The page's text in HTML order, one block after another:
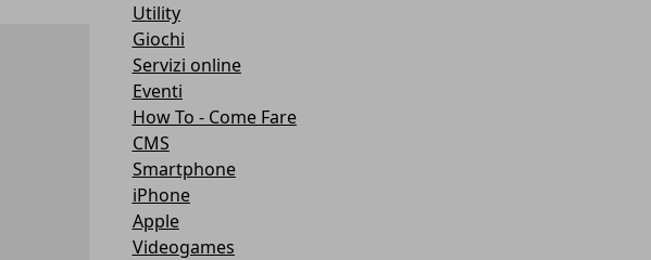
Utility
Giochi
Servizi online
Eventi
How To - Come Fare
CMS
Smartphone
iPhone
Apple
Videogames